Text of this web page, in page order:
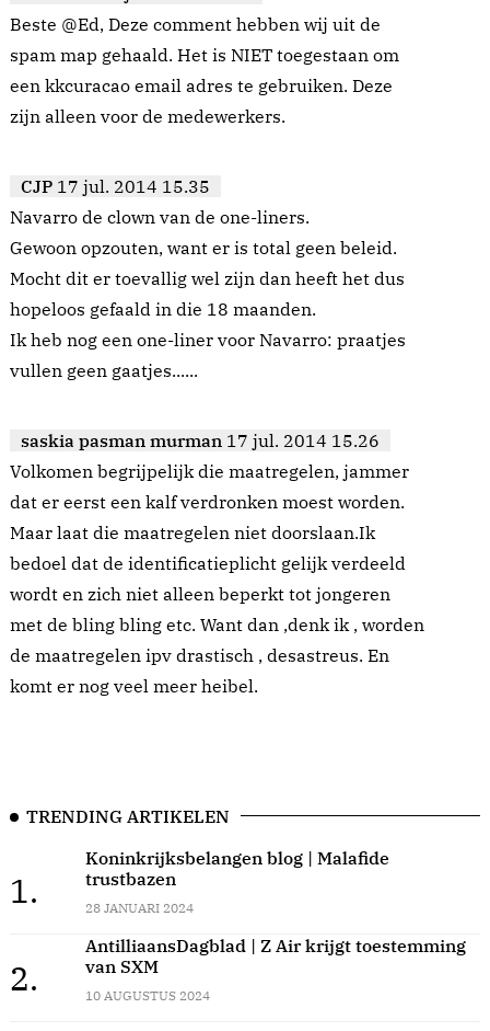
Beste @Ed, Deze comment hebben wij uit de
spam map gehaald. Het is NIET toegestaan om
een kkcuracao email adres te gebruiken. Deze
zijn alleen voor de medewerkers.
CJP 17 jul. 2014 15.35
Navarro de clown van de one-liners.
Gewoon opzouten, want er is total geen beleid.
Mocht dit er toevallig wel zijn dan heeft het dus
hopeloos gefaald in die 18 maanden.
Ik heb nog een one-liner voor Navarro: praatjes
vullen geen gaatjes......
saskia pasman murman 17 jul. 2014 15.26
Volkomen begrijpelijk die maatregelen, jammer
dat er eerst een kalf verdronken moest worden.
Maar laat die maatregelen niet doorslaan.Ik
bedoel dat de identificatieplicht gelijk verdeeld
wordt en zich niet alleen beperkt tot jongeren
met de bling bling etc. Want dan ,denk ik , worden
de maatregelen ipv drastisch , desastreus. En
komt er nog veel meer heibel.
TRENDING ARTIKELEN
1.
Koninkrijksbelangen blog | Malafide
trustbazen
28 JANUARI 2024
2.
AntilliaansDagblad | Z Air krijgt toestemming
van SXM
10 AUGUSTUS 2024